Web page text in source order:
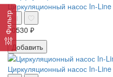
Фильтр
Циркуляционный насос In-
70530 ₽
Добавить
Циркуляционный насос In-